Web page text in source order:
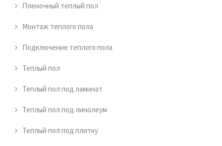
Пленочный теплый пол
Монтаж теплого пола
Подключение теплого пола
Теплый пол
Теплый пол под ламинат
Теплый пол под линолеум
Теплый пол под плитку